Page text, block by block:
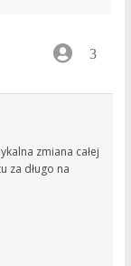
3
zmiana całej
za długo na